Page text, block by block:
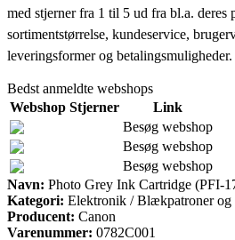
med stjerner fra 1 til 5 ud fra bl.a. deres
sortimentstørrelse, kundeservice,
leveringsformer og betalingsmuligheder.
Bedst anmeldte webshops
Webshop Stjerner
Link
Besøg webshop
Besøg webshop
Besøg webshop
Navn: Photo Grey Ink Cartridge (PFI-
Kategori: Elektronik / Blækpatroner og
Producent: Canon
Varenummer: 0782C001